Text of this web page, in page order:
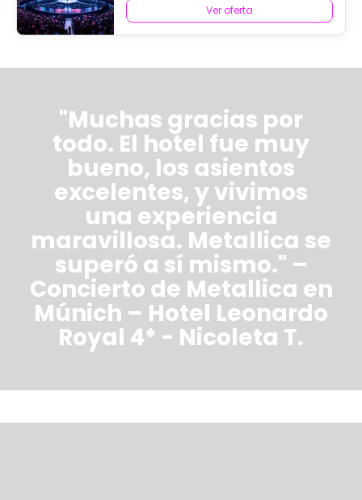
Ver oferta
"Muchas gracias por
todo. El hotel fue muy
bueno, los asientos
excelentes, y vivimos
una experiencia
maravillosa. Metallica se
superó a sí mismo." –
Concierto de Metallica en
Múnich – Hotel Leonardo
Royal 4* - Nicoleta T.